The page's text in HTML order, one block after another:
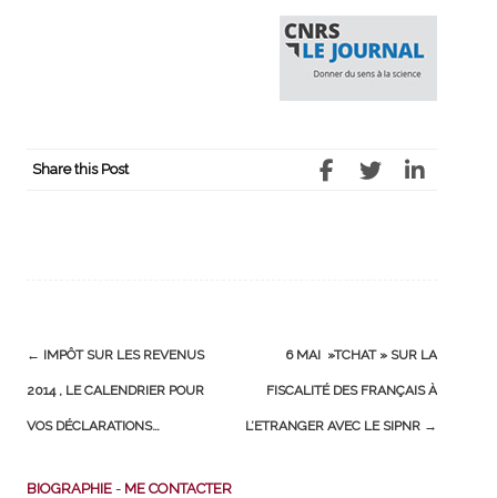
Share this Post
Post
navigation
← IMPÔT SUR LES REVENUS
2014 , LE CALENDRIER POUR
VOS DÉCLARATIONS…
6 MAI »TCHAT » SUR LA
FISCALITÉ DES FRANÇAIS À
L’ETRANGER AVEC LE SIPNR →
BIOGRAPHIE - ME CONTACTER